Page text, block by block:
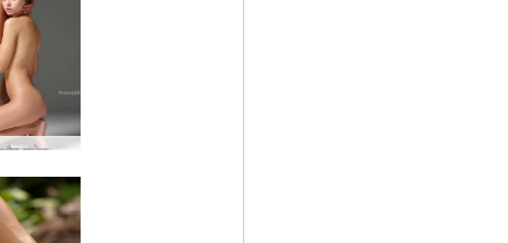
एरियल और एलेक्स ब्यूटी एंड द बीस्ट